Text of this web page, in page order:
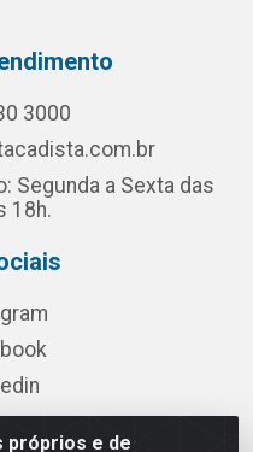
próprios e de
3000
Segunda a Sexta das
18h.